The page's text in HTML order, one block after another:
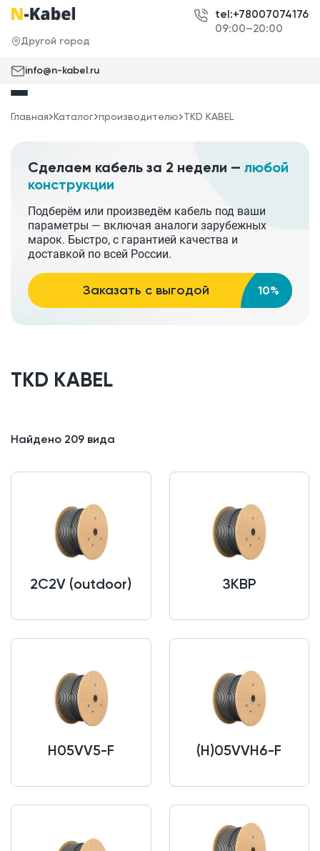
Другой город
tel:+78007074176
09:00–20:00
info@n-kabel.ru
Главная Каталог производителю TKD KABEL
Сделаем кабель за 2 недели — любой
конструкции
Подберём или произведём кабель под ваши
параметры — включая аналоги зарубежных
марок. Быстро, с гарантией качества и
доставкой по всей России.
Заказать с выгодой 10%
TKD KABEL
Найдено 209 вида
2C2V (outdoor) ЗКВР
H05VV5-F (H)05VVH6-F